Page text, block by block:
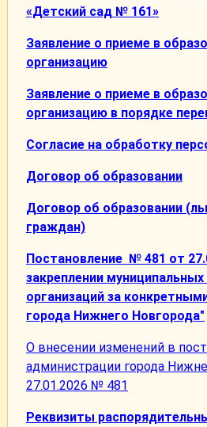
«Детский сад № 161»
Заявление о приеме в
организацию
Заявление о приеме в
организацию в порядке
Согласие на обработку
Договор об образовании
Договор об образовании
граждан)
Постановление № 481 от
закреплении
организаций за
города Нижнего Новгорода"
О внесении изменений в
администрации города
27.01.2026 № 481
Реквизиты